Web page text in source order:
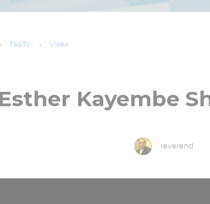
TopTV Vidéo
Esther Kayembe
reverend